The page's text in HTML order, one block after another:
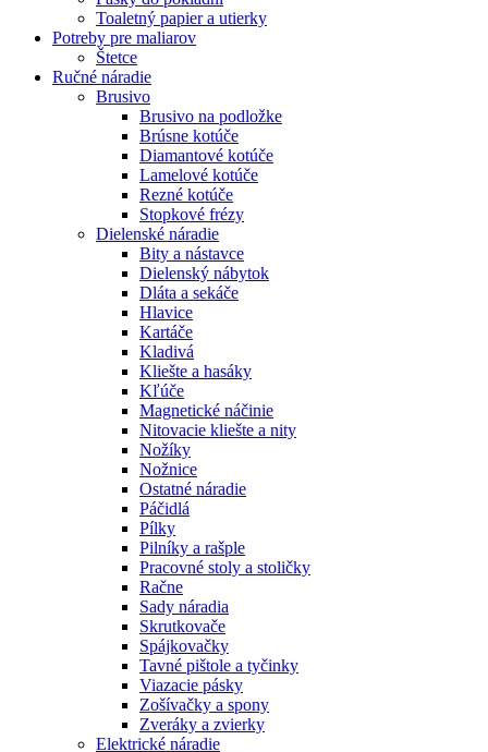
Toaletný papier a utierky
Potreby pre maliarov
Štetce
Ručné náradie
Brusivo
Brusivo na podložke
Brúsne kotúče
Diamantové kotúče
Lamelové kotúče
Rezné kotúče
Stopkové frézy
Dielenské náradie
Bity a nástavce
Dielenský nábytok
Dláta a sekáče
Hlavice
Kartáče
Kladivá
Kliešte a hasáky
Kľúče
Magnetické náčinie
Nitovacie kliešte a nity
Nožíky
Nožnice
Ostatné náradie
Páčidlá
Pílky
Pilníky a rašple
Pracovné stoly a stoličky
Račne
Sady náradia
Skrutkovače
Spájkovačky
Tavné pištole a tyčinky
Viazacie pásky
Zošívačky a spony
Zveráky a zvierky
Elektrické náradie